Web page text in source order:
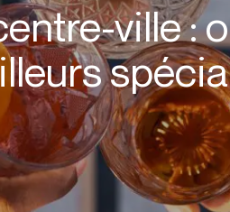
ville :